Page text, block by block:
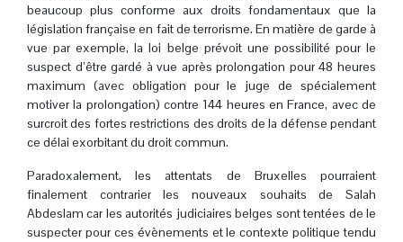
beaucoup plus conforme aux droits fondamentaux que la
législation française en fait de terrorisme. En matière de garde à
vue par exemple, la loi belge prévoit une possibilité pour le
suspect d’être gardé à vue après prolongation pour 48 heures
maximum (avec obligation pour le juge de spécialement
motiver la prolongation) contre 144 heures en France, avec de
surcroit des fortes restrictions des droits de la défense pendant
ce délai exorbitant du droit commun.
Paradoxalement, les attentats de Bruxelles pourraient
finalement contrarier les nouveaux souhaits de Salah
Abdeslam car les autorités judiciaires belges sont tentées de le
suspecter pour ces évènements et le contexte politique tendu